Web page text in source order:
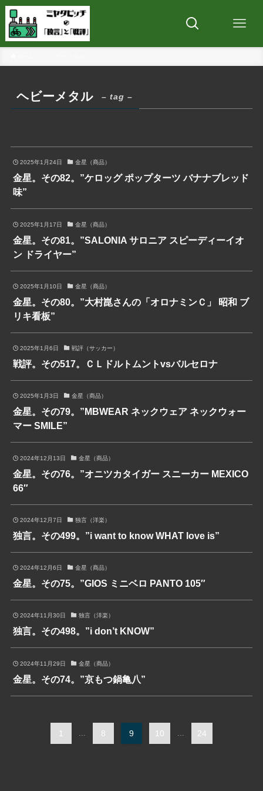
ヘビーメタル – tag –
2025年1月24日 金星（商品）
金星。その82。”ケロッグ ポップターツ バナナブレッド
味”
2025年1月17日 金星（商品）
金星。その81。”SALONIA サロニア スピーディーイオ
ン ドライヤー”
2025年1月10日 金星（商品）
金星。その80。”大村崑さんの「オロナミンＣ」 昭和 ブ
リキ看板”
2025年1月6日 戦評（サッカー）
戦評。その517。ＣＬドルトムントvsバルセロナ
2025年1月3日 金星（商品）
金星。その79。”MBWEAR ネックウェア ネックウォー
マー SMILE”
2024年12月13日 金星（商品）
金星。その76。”オニツカタイガー スニーカー MEXICO
66″
2024年12月7日 独言（洋楽）
独言。その499。”i want to know WHAT love is”
2024年12月6日 金星（商品）
金星。その75。”GIOS ミニベロ PANTO 105″
2024年11月30日 独言（洋楽）
独言。その498。”i don’t KNOW”
2024年11月29日 金星（商品）
金星。その74。”京もつ鍋亀八”
1 8 9 10 24